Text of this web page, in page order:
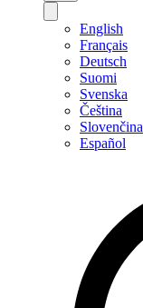
English
Français
Deutsch
Suomi
Svenska
Čeština
Slovenčina
Español